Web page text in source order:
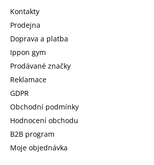
Kontakty
Prodejna
Doprava a platba
Ippon gym
Prodávané značky
Reklamace
GDPR
Obchodní podmínky
Hodnocení obchodu
B2B program
Moje objednávka